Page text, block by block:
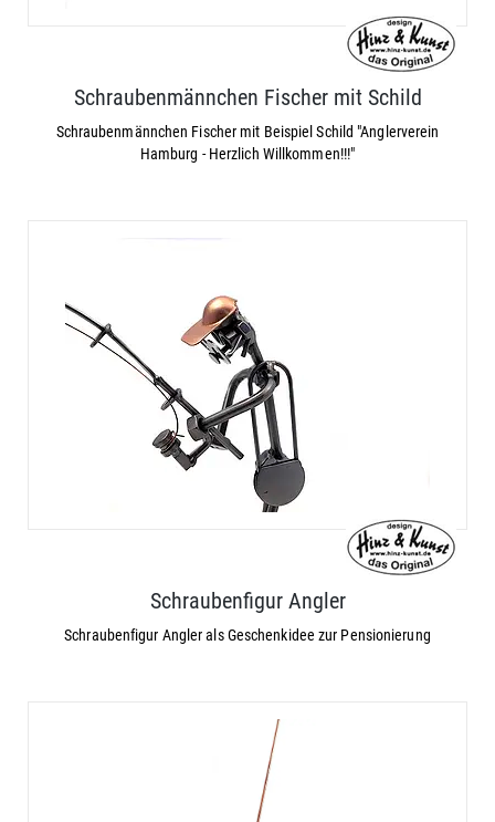
Schraubenmännchen Fischer mit Schild
Schraubenmännchen Fischer mit Beispiel Schild "Anglerverein
Hamburg - Herzlich Willkommen!!!"
Schraubenfigur Angler
Schraubenfigur Angler als Geschenkidee zur Pensionierung